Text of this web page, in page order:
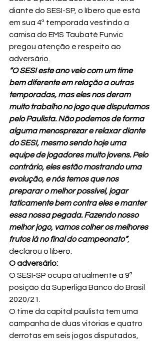
diante do SESI-SP, o líbero que está
em sua 4ª temporada vestindo a
camisa do EMS Taubaté Funvic
pregou atenção e respeito ao
adversário.
“O SESI este ano veio com um time
bem diferente em relação a outras
temporadas, mas eles nos deram
muito trabalho no jogo que disputamos
pelo Paulista. Não podemos de forma
alguma menosprezar e relaxar diante
do SESI, mesmo sendo hoje uma
equipe de jogadores muito jovens. Pelo
contrário, eles estão mostrando uma
evolução, e nós temos que nos
preparar o melhor possível, jogar
taticamente bem contra eles e manter
essa nossa pegada. Fazendo nosso
melhor jogo, vamos colher os melhores
frutos lá no final do campeonato”,
declarou o líbero.
O adversário:
O SESI-SP ocupa atualmente a 9ª
posição da Superliga Banco do Brasil
2020/21.
O time da capital paulista tem uma
campanha de duas vitórias e quatro
derrotas em seis jogos disputados,